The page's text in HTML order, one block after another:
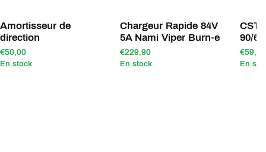
Amortisseur de
direction
€50,00
En stock
Chargeur Rapide 84V
5A Nami Viper Burn-e
€229,90
En stock
CST
90/
€59,00
En